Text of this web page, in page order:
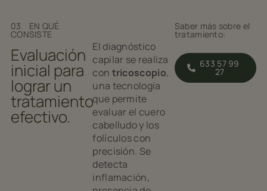
03 EN QUÉ
CONSISTE
Evaluación
inicial para
lograr un
tratamiento
efectivo.
El diagnóstico
capilar se realiza
con tricoscopio,
una tecnología
que permite
evaluar el cuero
cabelludo y los
folículos con
precisión. Se
detecta
inflamación,
Saber más sobre el
tratamiento:
633 57 99
27